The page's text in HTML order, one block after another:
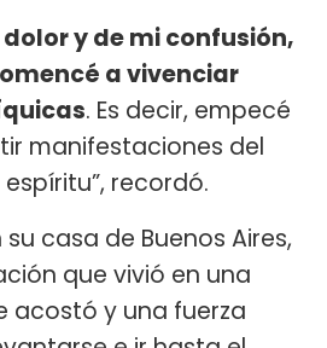
y de mi confusión,
a vivenciar
. Es decir, empecé
manifestaciones del
recordó.
casa de Buenos Aires,
que vivió en una
acostó y una fuerza